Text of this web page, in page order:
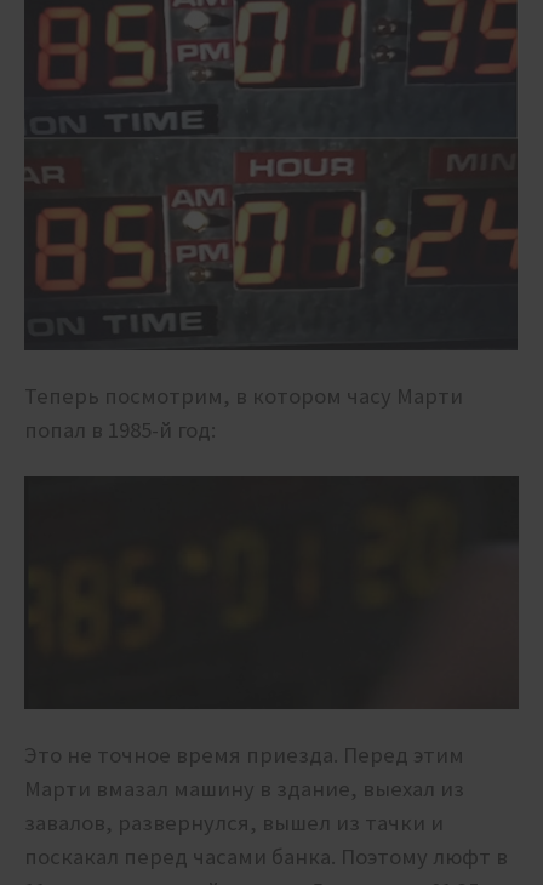
Теперь посмотрим, в котором часу Марти
попал в 1985-й год:
Это не точное время приезда. Перед этим
Марти вмазал машину в здание, выехал из
завалов, развернулся, вышел из тачки и
поскакал перед часами банка. Поэтому люфт в